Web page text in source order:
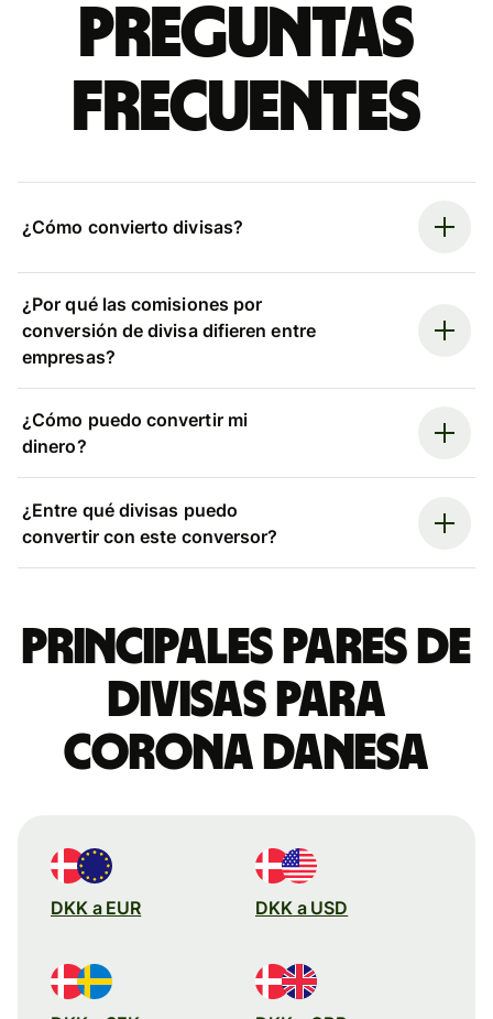
Preguntas
frecuentes
¿Cómo convierto divisas?
¿Por qué las comisiones por
conversión de divisa difieren entre
empresas?
¿Cómo puedo convertir mi
dinero?
¿Entre qué divisas puedo
convertir con este conversor?
Principales pares de
divisas para
corona danesa
DKK a EUR DKK a USD